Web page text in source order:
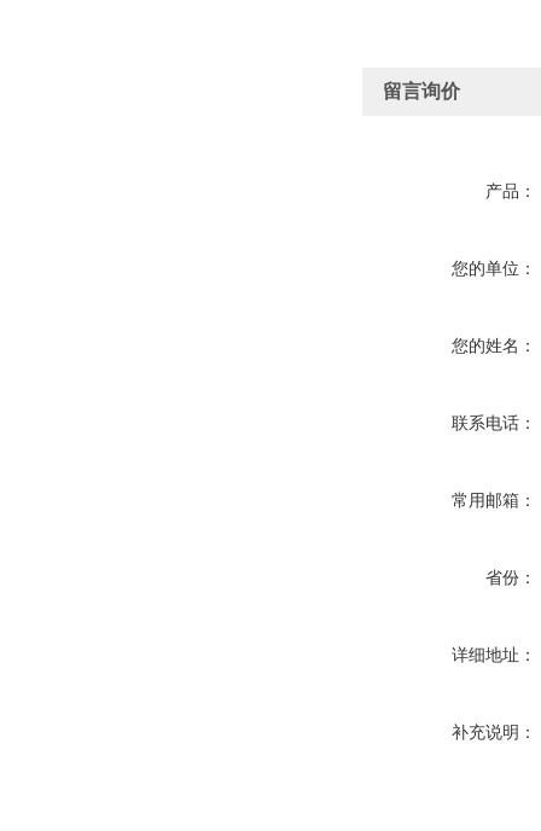
留言询价
产品：
您的单位：
您的姓名：
联系电话：
常用邮箱：
省份：
详细地址：
补充说明：